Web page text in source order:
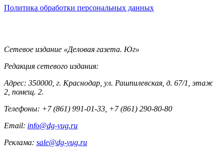
Политика обработки персональных данных
Контакты
Сетевое издание «Деловая газета. Юг»
Редакция сетевого издания:
Адрес: 350000, г. Краснодар, ул. Рашпилевская, д. 67/1, этаж
2, помещ. 2.
Телефоны: +7 (861) 991-01-33, +7 (861) 290-80-80
Email: info@dg-yug.ru
Реклама: sale@dg-yug.ru